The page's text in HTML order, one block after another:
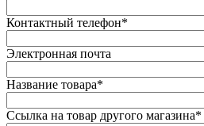
Контактный телефон*
Электронная почта
Название товара*
Ссылка на товар другого магазина*